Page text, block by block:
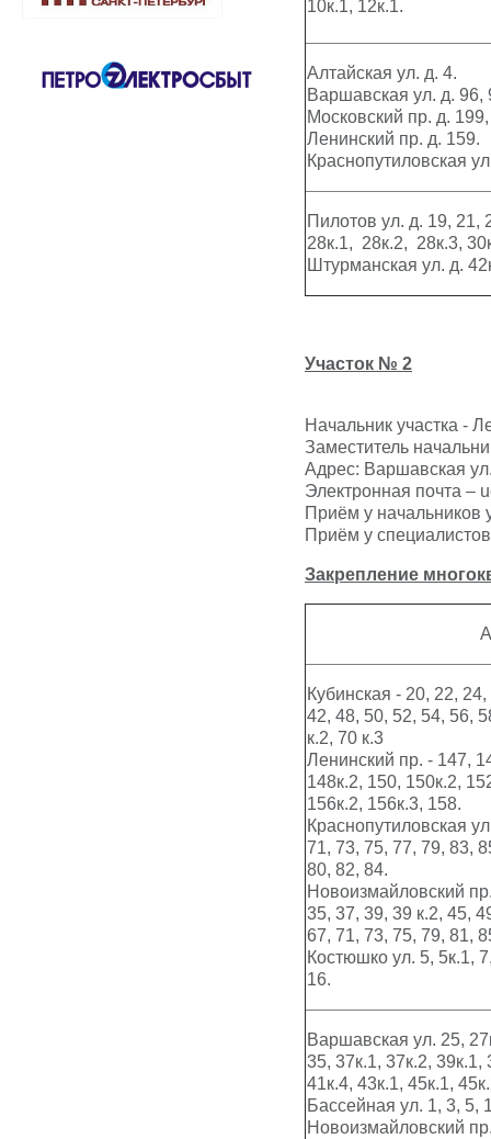
10к.1, 12к.1.
Алтайская ул. д. 4.
Варшавская ул. д. 96,
Московский пр. д.
Ленинский пр. д. 159.
Краснопутиловская
Пилотов ул. д. 19, 21,
28к.1, 28к.2, 28к.3,
Штурманская ул. д.
Участок № 2
Начальник участка -
Заместитель
Адрес: Варшавская
Электронная почта –
Приём у начальников
Приём у
Закрепление
Кубинская - 20, 22,
42, 48, 50, 52, 54, 56,
к.2, 70 к.3
Ленинский пр. - 147,
148к.2, 150, 150к.2,
156к.2, 156к.3, 158.
Краснопутиловская
71, 73, 75, 77, 79, 83,
80, 82, 84.
Новоизмайловский
35, 37, 39, 39 к.2, 45,
67, 71, 73, 75, 79, 81,
Костюшко ул. 5, 5к.1,
16.
Варшавская ул. 25,
35, 37к.1, 37к.2, 39к.1,
41к.4, 43к.1, 45к.1,
Бассейная ул. 1, 3, 5,
Новоизмайловский